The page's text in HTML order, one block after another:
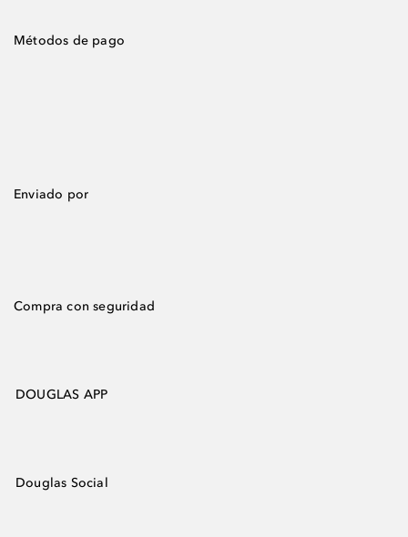
Métodos de pago
Enviado por
Compra con seguridad
DOUGLAS APP
Douglas Social